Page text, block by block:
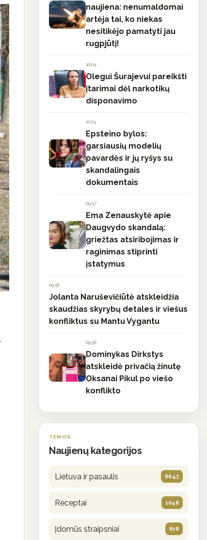
naujiena: nenumaldomai
artėja tai, ko niekas
nesitikėjo pamatyti jau
rugpjūtį!
10:04
Olegui Šurajevui pareikšti
įtarimai dėl narkotikų
disponavimo
10:03
Epsteino bylos:
garsiausių modelių
pavardės ir jų ryšys su
skandalingais
dokumentais
09:57
Ema Zenauskytė apie
Daugvydo skandalą:
griežtas atsiribojimas ir
raginimas stiprinti
įstatymus
09:56
Jolanta Naruševičiūtė atskleidžia
skaudžias skyrybų detales ir viešus
konfliktus su Mantu Vygantu
09:56
Dominykas Dirkstys
atskleidė privačią žinutę
Oksanai Pikul po viešo
konflikto
TEMOS
Naujienų kategorijos
Lietuva ir pasaulis 8643
Receptai 1048
Įdomūs straipsniai 878